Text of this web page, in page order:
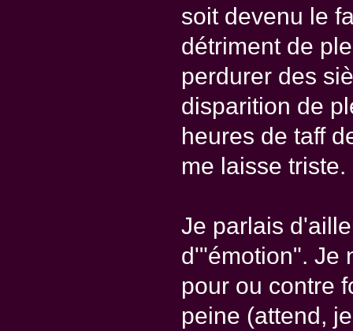
soit devenu le
détriment de
perdurer des
disparition de
heures de taff
me laisse triste.
Je parlais
d'"émotion". Je
pour ou contre
peine (attend,